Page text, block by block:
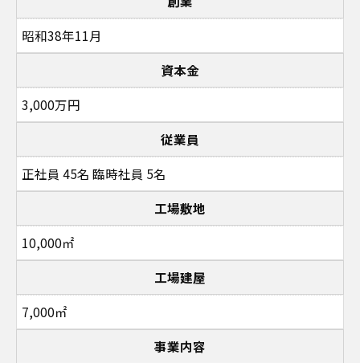
昭和38年11月
資本金
3,000万円
従業員
正社員 45名 臨時社員 5名
工場敷地
10,000㎡
工場建屋
7,000㎡
事業内容